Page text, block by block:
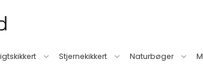
Stjernekikkert Naturbøger